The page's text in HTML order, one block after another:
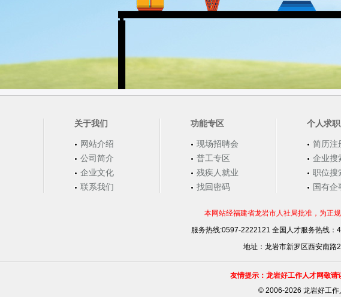
关于我们
网站介绍
公司简介
企业文化
联系我们
功能专区
现场招聘会
普工专区
残疾人就业
找回密码
个人求职
简历注
企业搜
职位搜
国有企
本网站经福建省龙岩市人社局批准，为正
服务热线:0597-2222121 全国人才服务热线：
地址：龙岩市新罗区西安南路
友情提示：龙岩好工作人才网敬
©2006-2026 龙岩好工作